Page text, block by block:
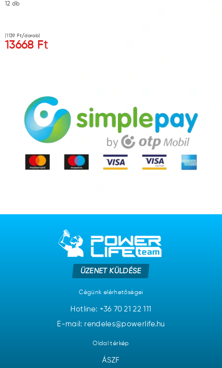
12 db
(1139 Ft/darab)
13668 Ft
ÜZENET KÜLDÉSE
Cégünk elérhetőségei
Hotline: +36 70 21 22 111
E-mail: rendeles@powerlife.hu
Oldal térkép
ÁSZF